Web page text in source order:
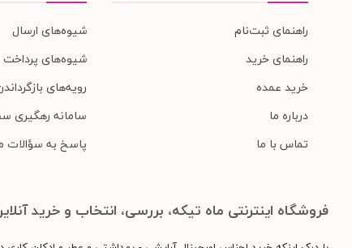
راهنمای ثبت‌نام
راهنمای خرید
خرید عمده
درباره ما
تماس با ما
شیوه‌های ارسال
شیوه‌های پرداخت
رویه‌های
سامانه رهگیری
پاسخ به سؤالات
فروشگاه اینترنتی ماه تیکه، بررسی، انتخاب و خرید